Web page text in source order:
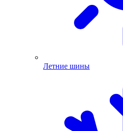
Летние шины